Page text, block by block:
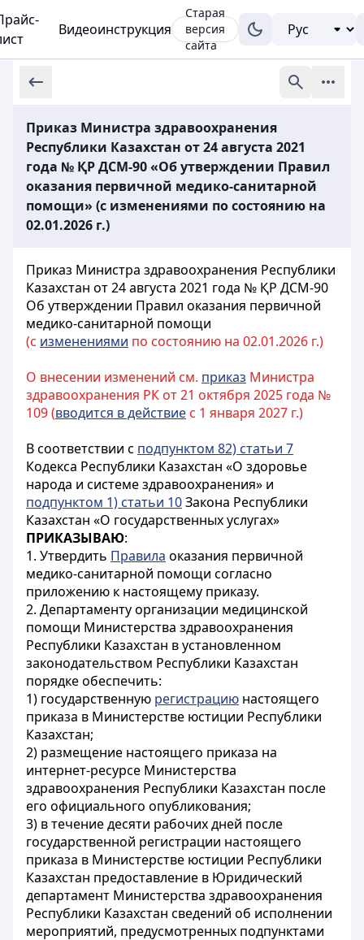
Видеоинструкция
Старая
версия
сайта
Приказ Министра здравоохранения
Республики Казахстан от 24 августа 2021
года № ҚР ДСМ-90 «Об утверждении Правил
оказания первичной медико-санитарной
помощи» (с изменениями по состоянию на
02.01.2026 г.)
Приказ Министра здравоохранения Республики
Казахстан от 24 августа 2021 года № ҚР ДСМ-90
Об утверждении Правил оказания первичной
медико-санитарной помощи
(с изменениями по состоянию на 02.01.2026 г.)
О внесении изменений см. приказ Министра
здравоохранения РК от 21 октября 2025 года №
109 (вводится в действие с 1 января 2027 г.)
В соответствии с подпунктом 82) статьи 7
Кодекса Республики Казахстан «О здоровье
народа и системе здравоохранения» и
подпунктом 1) статьи 10Закона Республики
Казахстан «О государственных услугах»
ПРИКАЗЫВАЮ:
1. Утвердить Правила оказания первичной
медико-санитарной помощи согласно
приложению к настоящему приказу.
2. Департаменту организации медицинской
помощи Министерства здравоохранения
Республики Казахстан в установленном
законодательством Республики Казахстан
порядке обеспечить:
1) государственную регистрацию настоящего
приказа в Министерстве юстиции Республики
Казахстан;
2) размещение настоящего приказа на
интернет-ресурсе Министерства
здравоохранения Республики Казахстан после
его официального опубликования;
3) в течение десяти рабочих дней после
государственной регистрации настоящего
приказа в Министерстве юстиции Республики
Казахстан предоставление в Юридический
департамент Министерства здравоохранения
Республики Казахстан сведений об исполнении
мероприятий, предусмотренных подпунктами